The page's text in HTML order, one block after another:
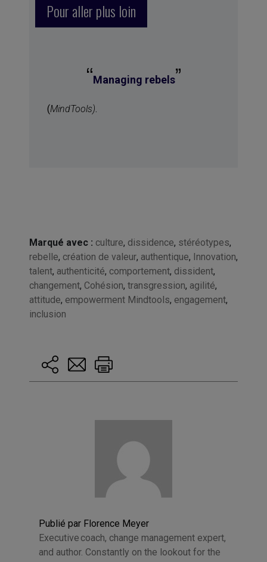
Pour aller plus loin
“Managing rebels”
(MindTools).
Marqué avec : culture, dissidence, stéréotypes,
rebelle, création de valeur, authentique, Innovation,
talent, authenticité, comportement, dissident,
changement, Cohésion, transgression, agilité,
attitude, empowerment Mindtools, engagement,
inclusion
Publié par Florence Meyer
Executive coach, change management expert,
and author. Constantly on the lookout for the